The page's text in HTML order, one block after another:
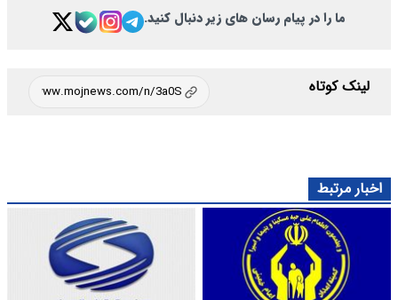
ما را در پیام رسان های زیر دنبال کنید.
لینک کوتاه
اخبار مرتبط